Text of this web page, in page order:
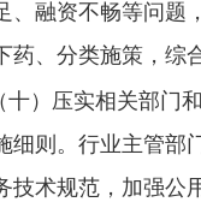
、融资不畅等问题
药、分类施策，综
十）压实相关部门
细则。行业主管部
技术规范，加强公